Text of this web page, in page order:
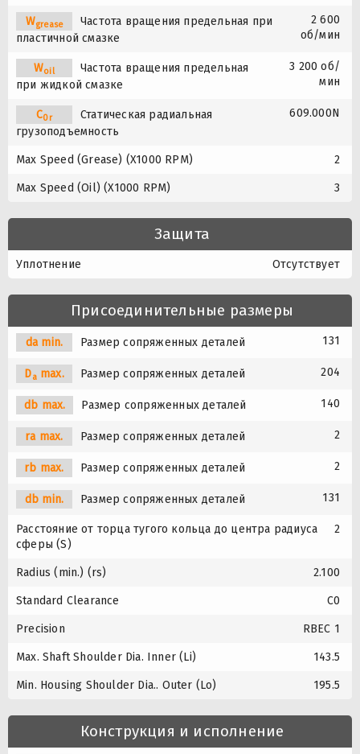
Wgrease
Частота вращения предельная при
пластичной смазке
2 600
об/мин
Woil
Частота вращения предельная
при жидкой смазке
3 200 об/
мин
C0r
Статическая радиальная
грузоподъемность
609.000N
Max Speed (Grease) (X1000 RPM) 2
Max Speed (Oil) (X1000 RPM) 3
Защита
Уплотнение Отсутствует
Присоединительные размеры
da min. Размер сопряженных деталей 131
Damax. Размер сопряженных деталей 204
db max. Размер сопряженных деталей 140
ra max. Размер сопряженных деталей 2
rb max. Размер сопряженных деталей 2
db min. Размер сопряженных деталей 131
Расстояние от торца тугого кольца до центра радиуса
сферы (S)
2
Radius (min.) (rs) 2.100
Standard Clearance C0
Precision RBEC 1
Max. Shaft Shoulder Dia. Inner (Li) 143.5
Min. Housing Shoulder Dia.. Outer (Lo) 195.5
Конструкция и исполнение